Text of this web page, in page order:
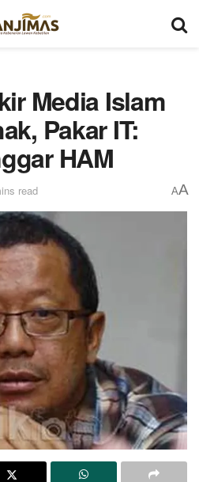
Media Islam
Pakar IT:
HAM
read AA